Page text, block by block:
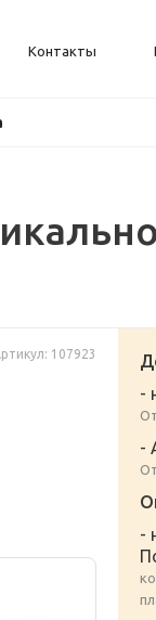
Контакты
107923
-
-
-